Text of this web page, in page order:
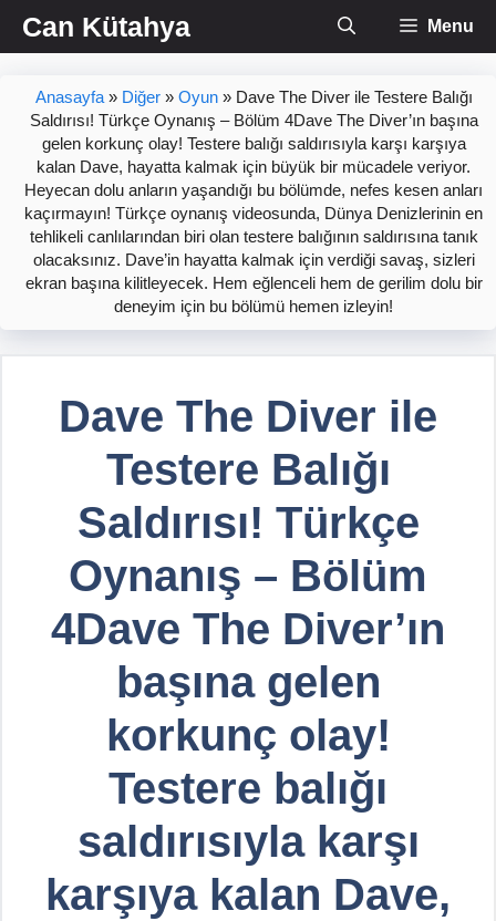
İçeriğe
atlaCan Kütahya Menu
Anasayfa» Diğer» Oyun» Dave The Diver ile Testere Balığı
Saldırısı! Türkçe Oynanış – Bölüm 4Dave The Diver’ın başına
gelen korkunç olay! Testere balığı saldırısıyla karşı karşıya
kalan Dave, hayatta kalmak için büyük bir mücadele veriyor.
Heyecan dolu anların yaşandığı bu bölümde, nefes kesen anları
kaçırmayın! Türkçe oynanış videosunda, Dünya Denizlerinin en
tehlikeli canlılarından biri olan testere balığının saldırısına tanık
olacaksınız. Dave’in hayatta kalmak için verdiği savaş, sizleri
ekran başına kilitleyecek. Hem eğlenceli hem de gerilim dolu bir
deneyim için bu bölümü hemen izleyin!
Dave The Diver ile
Testere Balığı
Saldırısı! Türkçe
Oynanış – Bölüm
4Dave The Diver’ın
başına gelen
korkunç olay!
Testere balığı
saldırısıyla karşı
karşıya kalan Dave,